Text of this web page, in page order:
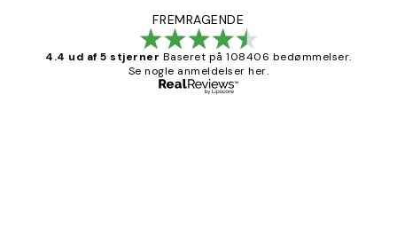
FREMRAGENDE
4.4 ud af 5 stjerner Baseret på 108406 bedømmelser.
Se nogle anmeldelser her.